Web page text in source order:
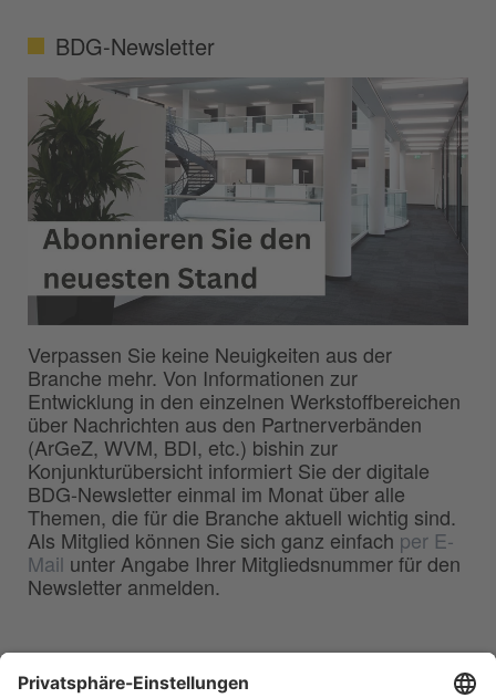
BDG-Newsletter
Verpassen Sie keine Neuigkeiten aus der
Branche mehr. Von Informationen zur
Entwicklung in den einzelnen Werkstoffbereichen
über Nachrichten aus den Partnerverbänden
(ArGeZ, WVM, BDI, etc.) bishin zur
Konjunkturübersicht informiert Sie der digitale
BDG-Newsletter einmal im Monat über alle
Themen, die für die Branche aktuell wichtig sind.
Als Mitglied können Sie sich ganz einfach per E-
Mail unter Angabe Ihrer Mitgliedsnummer für den
Newsletter anmelden.